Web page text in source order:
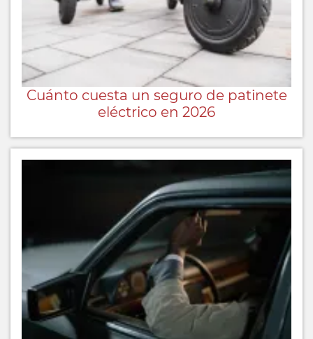
Cuánto cuesta un seguro de patinete
eléctrico en 2026